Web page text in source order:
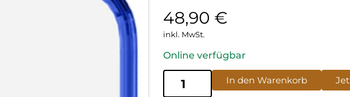
48,90 €
inkl. MwSt.
Online verfügbar
In den Warenkorb